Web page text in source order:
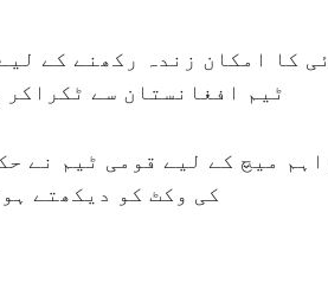
کا امکان زندہ رکھنے کے
ٹیم افغانستان سے
اہم میچ کے لیے قومی ٹیم نے
کی وکٹ کو دیکھتے